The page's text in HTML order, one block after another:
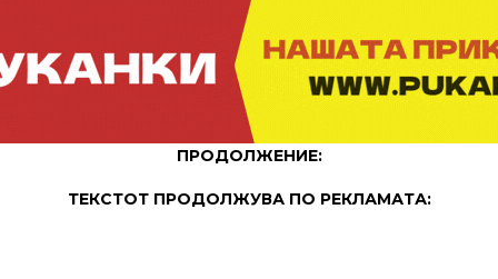
ПРОДОЛЖЕНИЕ:
ТЕКСТОТ ПРОДОЛЖУВА ПО РЕКЛАМАТА: